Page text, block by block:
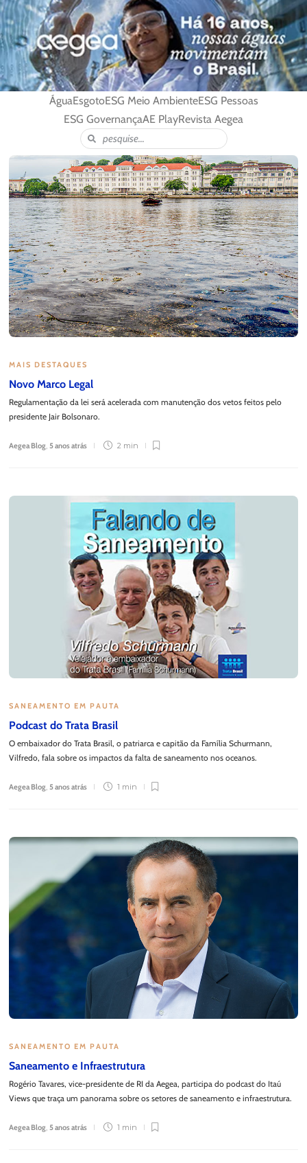
ÁguaEsgotoESG Meio AmbienteESG Pessoas
ESG GovernançaAE PlayRevista Aegea
MAIS DESTAQUES
Novo Marco Legal
Regulamentação da lei será acelerada com manutenção dos vetos feitos pelo
presidente Jair Bolsonaro.
Aegea Blog,5 anos atrás 2 min
SANEAMENTO EM PAUTA
Podcast do Trata Brasil
O embaixador do Trata Brasil, o patriarca e capitão da Família Schurmann,
Vilfredo, fala sobre os impactos da falta de saneamento nos oceanos.
Aegea Blog 5 anos atrás 1 min
SANEAMENTO EM PAUTA
Saneamento e Infraestrutura
Rogério Tavares, vice-presidente de RI da Aegea, participa do podcast do Itaú
Views que traça um panorama sobre os setores de saneamento e infraestrutura.
Aegea Blog,5 anos atrás 1 min